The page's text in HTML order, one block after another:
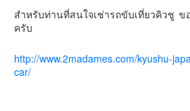
เอเชีย
จีน
สำหรับท่านที่สนใจเช่ารถขับเที่ยวคิวชู
ครับ
http://www.2madames.com/kyushu-
car/